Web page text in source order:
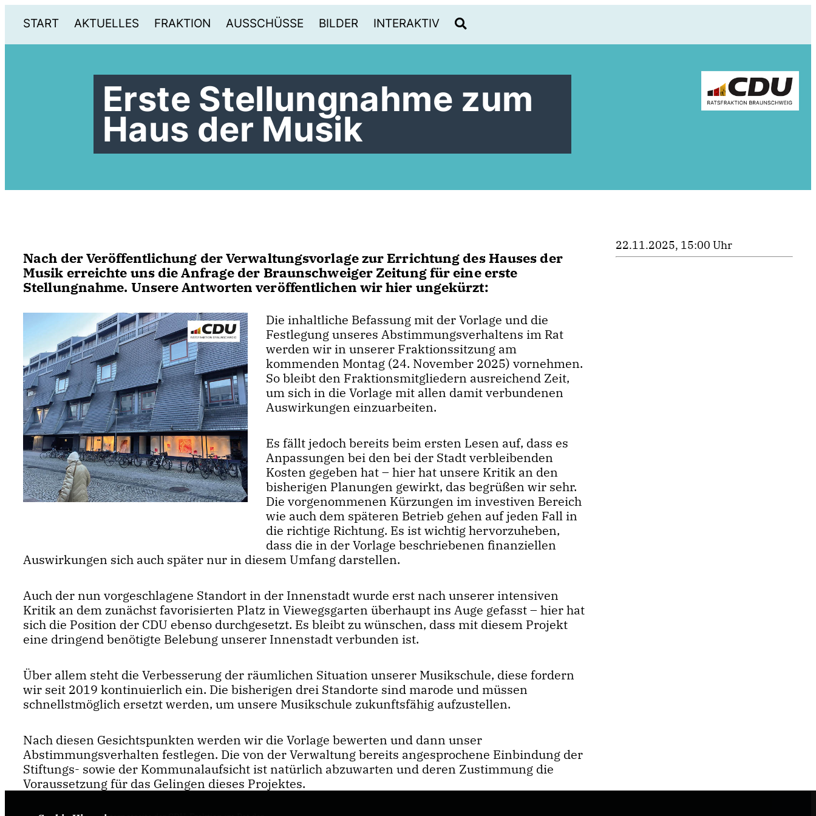
START AKTUELLES FRAKTION AUSSCHÜSSE BILDER INTERAKTIV
Erste Stellungnahme zum
Haus der Musik
Nach der Veröffentlichung der Verwaltungsvorlage zur Errichtung des Hauses der
Musik erreichte uns die Anfrage der Braunschweiger Zeitung für eine erste
Stellungnahme. Unsere Antworten veröffentlichen wir hier ungekürzt:
Die inhaltliche Befassung mit der Vorlage und die
Festlegung unseres Abstimmungsverhaltens im Rat
werden wir in unserer Fraktionssitzung am
kommenden Montag (24. November 2025) vornehmen.
So bleibt den Fraktionsmitgliedern ausreichend Zeit,
um sich in die Vorlage mit allen damit verbundenen
Auswirkungen einzuarbeiten.
Es fällt jedoch bereits beim ersten Lesen auf, dass es
Anpassungen bei den bei der Stadt verbleibenden
Kosten gegeben hat – hier hat unsere Kritik an den
bisherigen Planungen gewirkt, das begrüßen wir sehr.
Die vorgenommenen Kürzungen im investiven Bereich
wie auch dem späteren Betrieb gehen auf jeden Fall in
die richtige Richtung. Es ist wichtig hervorzuheben,
dass die in der Vorlage beschriebenen finanziellen
Auswirkungen sich auch später nur in diesem Umfang darstellen.
Auch der nun vorgeschlagene Standort in der Innenstadt wurde erst nach unserer intensiven
Kritik an dem zunächst favorisierten Platz in Viewegsgarten überhaupt ins Auge gefasst – hier hat
sich die Position der CDU ebenso durchgesetzt. Es bleibt zu wünschen, dass mit diesem Projekt
eine dringend benötigte Belebung unserer Innenstadt verbunden ist.
Über allem steht die Verbesserung der räumlichen Situation unserer Musikschule, diese fordern
wir seit 2019 kontinuierlich ein. Die bisherigen drei Standorte sind marode und müssen
schnellstmöglich ersetzt werden, um unsere Musikschule zukunftsfähig aufzustellen.
Nach diesen Gesichtspunkten werden wir die Vorlage bewerten und dann unser
Abstimmungsverhalten festlegen. Die von der Verwaltung bereits angesprochene Einbindung der
Stiftungs- sowie der Kommunalaufsicht ist natürlich abzuwarten und deren Zustimmung die
Voraussetzung für das Gelingen dieses Projektes.
22.11.2025, 15:00 Uhr